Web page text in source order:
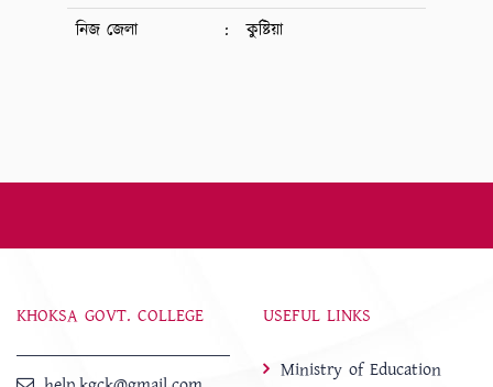
নিজ জেলা
: কুষ্টিয়া
KHOKSA GOVT. COLLEGE USEFUL LINKS
Ministry of Education